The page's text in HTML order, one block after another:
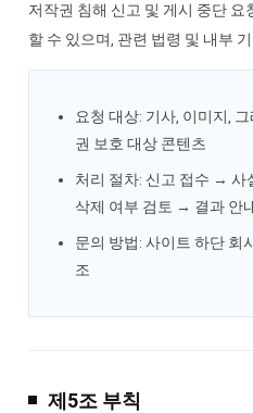
저작권 침해 신고 및 게시 중단
할 수 있으며, 관련 법령 및 내부
요청 대상: 기사, 이미지,
권 보호 대상 콘텐츠
처리 절차: 신고 접수 →
삭제 여부 검토 → 결과 안
문의 방법: 사이트 하단 회
조
제5조 부칙